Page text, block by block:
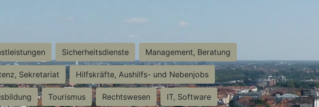
Sicherheitsdienste Management, Beratung
Sekretariat Hilfskräfte, Aushilfs- und Nebenjobs
Tourismus Rechtswesen IT, Software